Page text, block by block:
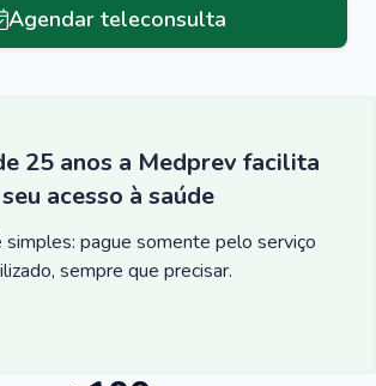
Agendar teleconsulta
25 anos a Medprev facilita
seu acesso à saúde
simples: pague somente pelo serviço
sempre que precisar.